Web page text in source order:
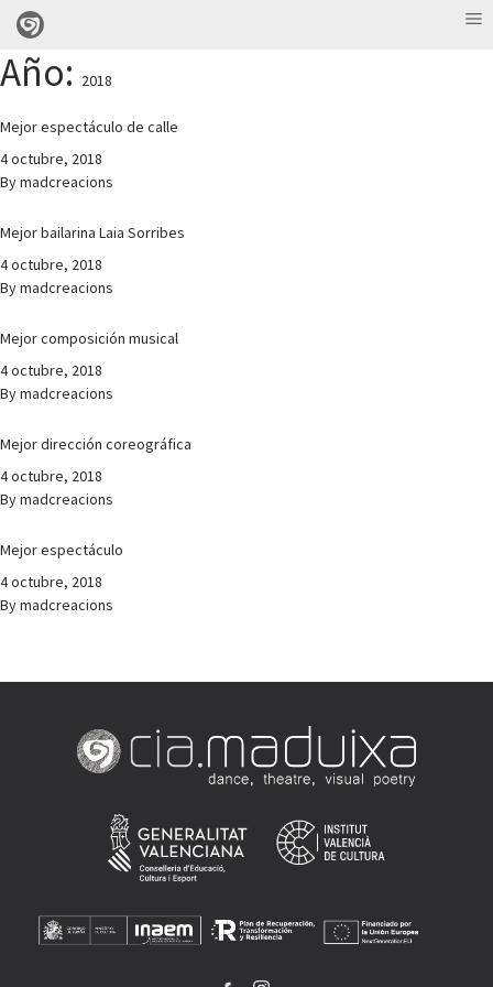
Año: 2018
Mejor espectáculo de calle
4 octubre, 2018
Bymadcreacions
Mejor bailarina Laia Sorribes
4 octubre, 2018
Bymadcreacions
Mejor composición musical
4 octubre, 2018
Bymadcreacions
Mejor dirección coreográfica
4 octubre, 2018
Bymadcreacions
Mejor espectáculo
4 octubre, 2018
Bymadcreacions